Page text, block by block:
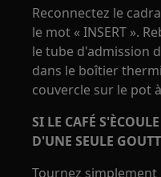
Reconnectez le
le mot « INSERT ».
le tube d'admission
dans le boîtier
couvercle sur le pot
SI LE CAFÉ
D'UNE SEULE
Tournez